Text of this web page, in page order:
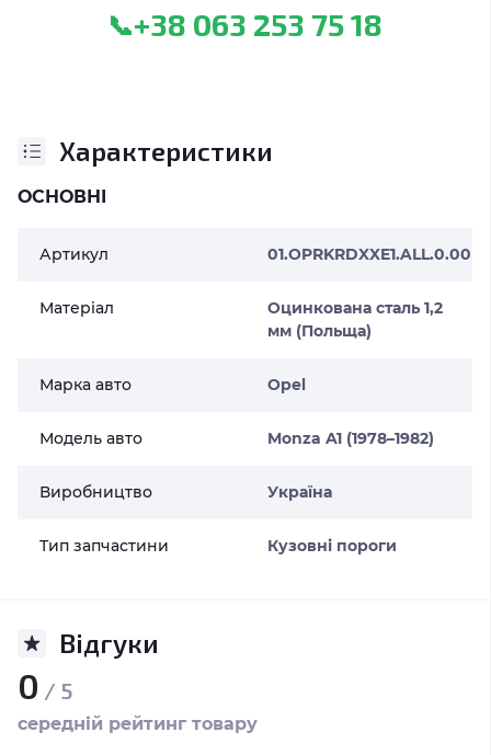
📞+38 063 253 75 18
Характеристики
ОСНОВНІ
Артикул 01.OPRKRDXXE1.ALL.0.00
Матеріал
Оцинкована сталь 1,2
мм (Польща)
Марка авто Opel
Модель авто Monza A1 (1978–1982)
Виробництво Україна
Тип запчастини Кузовні пороги
Відгуки
0 / 5
середній рейтинг товару